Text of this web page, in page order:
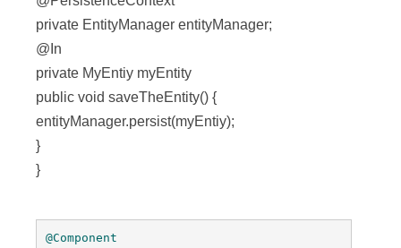
private EntityManager entityManager;
@In
private MyEntiy myEntity
public void saveTheEntity() {
entityManager.persist(myEntiy);
}
}
@Component